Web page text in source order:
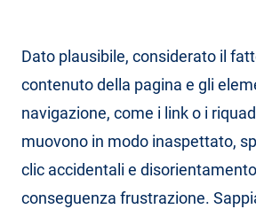
Dato plausibile, considerato il
contenuto della pagina e gli
navigazione, come i link o i
muovono in modo inaspettato,
clic accidentali e
conseguenza frustrazione.